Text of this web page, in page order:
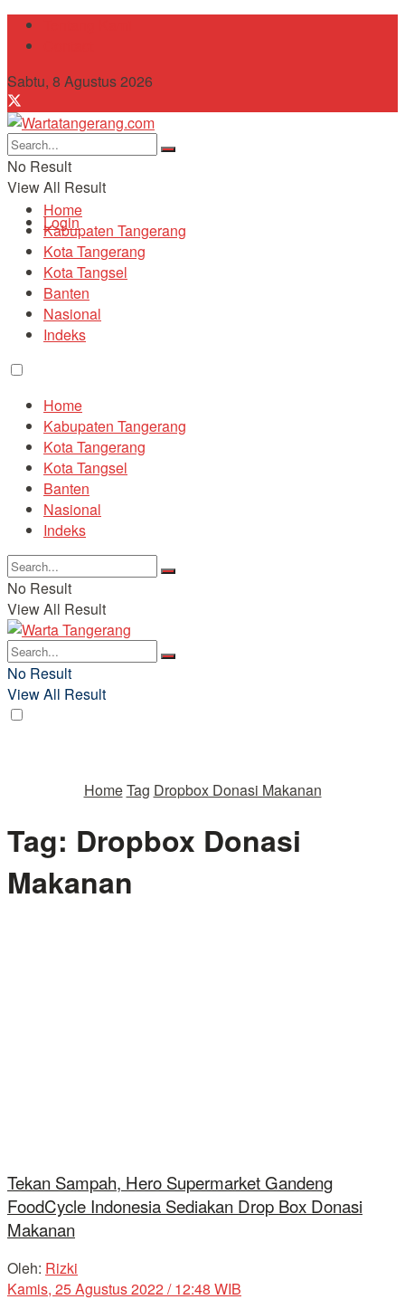
Sabtu, 8 Agustus 2026
No Result
View All Result
Login
Home
Kabupaten Tangerang
Kota Tangerang
Kota Tangsel
Banten
Nasional
Indeks
Home
Kabupaten Tangerang
Kota Tangerang
Kota Tangsel
Banten
Nasional
Indeks
No Result
View All Result
No Result
View All Result
HomeTag Dropbox Donasi Makanan
Tag: Dropbox Donasi
Makanan
Tekan Sampah, Hero Supermarket Gandeng
FoodCycle Indonesia Sediakan Drop Box Donasi
Makanan
Oleh: Rizki
Kamis, 25 Agustus 2022 / 12:48 WIB